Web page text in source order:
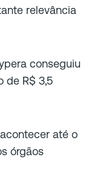
relevância
conseguiu
de R$ 3,5
até o
órgãos